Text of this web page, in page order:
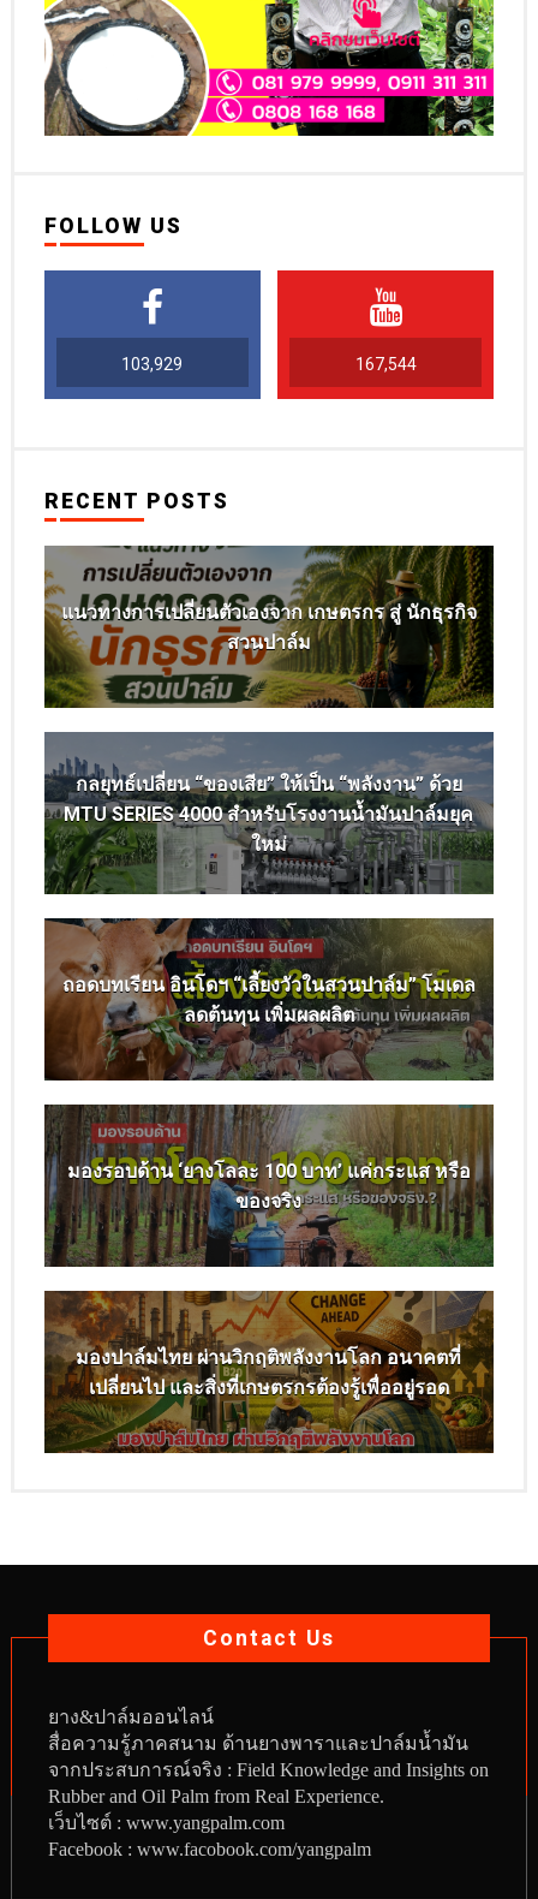
FOLLOW US
103,929 167,544
RECENT POSTS
แนวทางการเปลี่ยนตัวเองจาก เกษตรกร สู่ นักธุรกิจ
สวนปาล์ม
กลยุทธ์เปลี่ยน “ของเสีย” ให้เป็น “พลังงาน” ด้วย
MTU SERIES 4000 สำหรับโรงงานน้ำมันปาล์มยุค
ใหม่
ถอดบทเรียน อินโดฯ “เลี้ยงวัวในสวนปาล์ม” โมเดล
ลดต้นทุน เพิ่มผลผลิต
มองรอบด้าน ‘ยางโลละ 100 บาท’ แค่กระแส หรือ
ของจริง
มองปาล์มไทย ผ่านวิกฤติพลังงานโลก อนาคตที่
เปลี่ยนไป และสิ่งที่เกษตรกรต้องรู้เพื่ออยู่รอด
Contact Us
ยาง&ปาล์มออนไลน์
สื่อความรู้ภาคสนาม ด้านยางพาราและปาล์มน้ำมัน
จากประสบการณ์จริง : Field Knowledge and Insights on
Rubber and Oil Palm from Real Experience.
เว็บไซต์ : www.yangpalm.com
Facebook : www.facobook.com/yangpalm